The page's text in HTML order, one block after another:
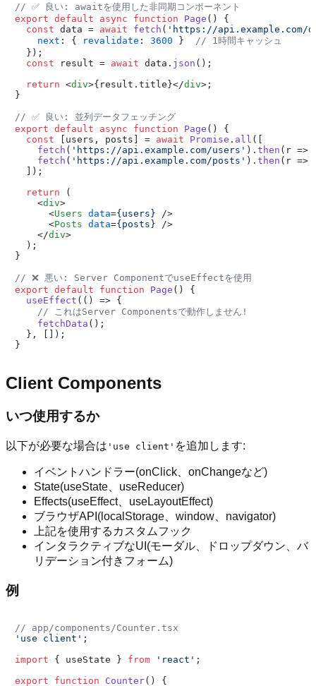
// ✅ 良い: awaitを使用した非同期コンポーネント
export default async function Page ( ) {
const data = await fetch ( 'https://api.example.com/
next : { revalidate : 3600 }
// 1時間キャッシュ
  });
const result = await data. json ();
return <div>{result.title}</div> ;
}
// ✅ 良い: 並列データフェッチング
export default async function Page ( ) {
const [users, posts] = await Promise . all ([
fetch ( 'https://api.example.com/users' ). then ( r =>
fetch ( 'https://api.example.com/posts' ). then ( r =>
  ]);
return (
<div>
<Users data={users} />
<Posts data={posts} />
</div>
  );
}
// ❌ 悪い: Server ComponentでuseEffectを使用
export default function Page ( ) {
useEffect ( () => {
// これはServer Componentsで動作しません!
fetchData ();
  }, []);
Client Components
いつ使用するか
以下が必要な場合は 'use client' を追加します:
イベントハンドラー(onClick、onChangeなど)
State(useState、useReducer)
Effects(useEffect、useLayoutEffect)
ブラウザAPI(localStorage、window、navigator)
上記を使用するカスタムフック
インタラクティブなUI(モーダル、ドロップダウン、バ
リデーション付きフォーム)
例
// app/components/Counter.tsx
'use client' ;
import { useState } from 'react' ;
export
function Counter( ) {